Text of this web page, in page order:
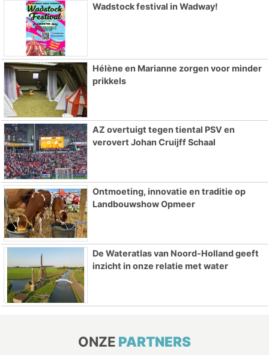
Wadstock festival in Wadway!
Hélène en Marianne zorgen voor minder
prikkels
AZ overtuigt tegen tiental PSV en
verovert Johan Cruijff Schaal
Ontmoeting, innovatie en traditie op
Landbouwshow Opmeer
De Wateratlas van Noord-Holland geeft
inzicht in onze relatie met water
ONZE PARTNERS